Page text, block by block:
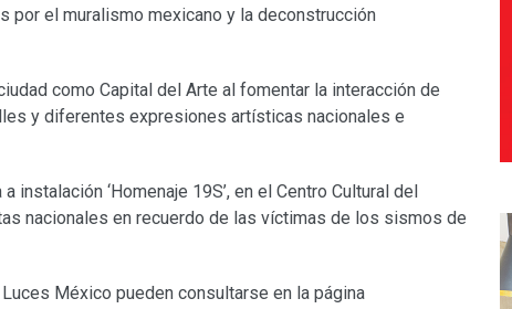
por el muralismo mexicano y la deconstrucción
como Capital del Arte al fomentar la interacción de
y diferentes expresiones artísticas nacionales e
‘Homenaje 19S’, en el Centro Cultural del
nacionales en recuerdo de las víctimas de los sismos de
México pueden consultarse en la página